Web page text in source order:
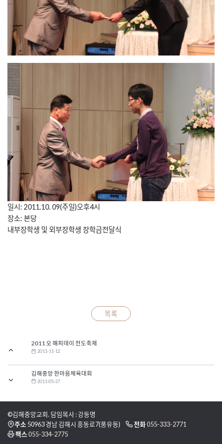
일시: 2011.10. 09(주일)오후4시
장소: 본당
내부장학생 및 외부장학생 장학금전달식
목록
2011 오 해피데이 전도축제
2011-11-12
김해중앙 한마음체육대회
2011-05-27
©김해중앙교회. 담임목사 : 강동명
주소 50963 경남 김해시 흥동로7(풍유동) 전화055-333-2771
팩스 055-334-2775